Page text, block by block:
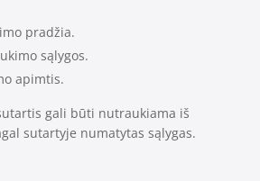
pradžia.
sąlygos.
apimtis.
gali būti nutraukiama iš
sutartyje numatytas sąlygas.